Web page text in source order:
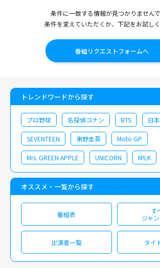
条件に一致する情報が見つかりませんで
条件を変えていただくか、下記をお試しく
番組リクエストフォームへ
トレンドワードから探す
プロ野球 名探偵コナン BTS 日
SEVENTEEN 東野圭吾 Moto GP
Mrs. GREEN APPLE UNICORN M!LK
オススメ・一覧から探す
番組表
す
ジャ
出演者一覧 タイ